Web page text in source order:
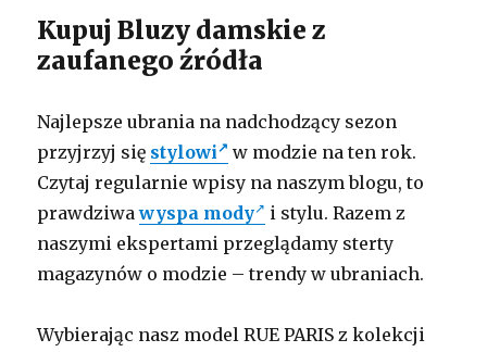
Kupuj Bluzy damskie z
zaufanego źródła
Najlepsze ubrania na nadchodzący sezon
przyjrzyj się stylowi
w modzie na ten rok.
Czytaj regularnie wpisy na naszym blogu, to
prawdziwawyspa mody
i stylu. Razem z
naszymi ekspertami przeglądamy sterty
magazynów o modzie – trendy w ubraniach.
Wybierając nasz model RUE PARIS z kolekcji